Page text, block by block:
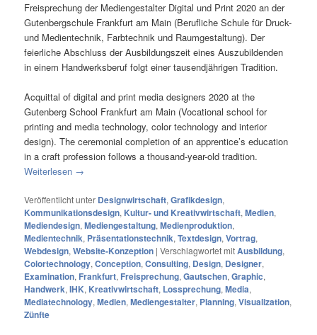
Freisprechung der Mediengestalter Digital und Print 2020 an der
Gutenbergschule Frankfurt am Main (Berufliche Schule für Druck-
und Medientechnik, Farbtechnik und Raumgestaltung). Der
feierliche Abschluss der Ausbildungszeit eines Auszubildenden
in einem Handwerksberuf folgt einer tausendjährigen Tradition.
Acquittal of digital and print media designers 2020 at the
Gutenberg School Frankfurt am Main (Vocational school for
printing and media technology, color technology and interior
design). The ceremonial completion of an apprentice’s education
in a craft profession follows a thousand-year-old tradition.
Weiterlesen →
Veröffentlicht unter Designwirtschaft,Grafikdesign,
Kommunikationsdesign, Kultur- und Kreativwirtschaft,Medien,
Mediendesign,Mediengestaltung,Medienproduktion,
Medientechnik, Präsentationstechnik,Textdesign,Vortrag,
Webdesign,Website-Konzeption |Verschlagwortet mitAusbildung,
Colortechnology,Conception,Consulting, Design, Designer,
Examination, Frankfurt, Freisprechung,Gautschen,Graphic,
Handwerk,IHK, Kreativwirtschaft, Lossprechung,Media,
Mediatechnology,Medien,Mediengestalter, Planning,Visualization,
Zünfte